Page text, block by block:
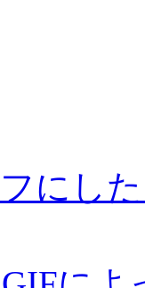
にし